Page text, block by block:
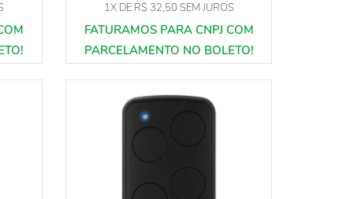
1XDE R$ 32,50 SEM JUROS